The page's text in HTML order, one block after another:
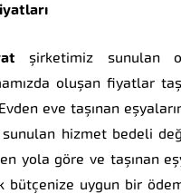
şirketimiz sunulan
oluşan fiyatlar
eve taşınan
hizmet bedeli
yola göre ve taşınan
uygun bir